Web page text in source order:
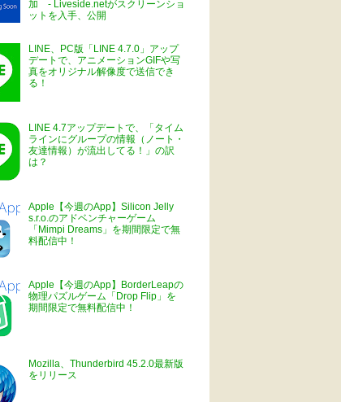
加 - Liveside.netがスクリーンショ
ットを入手、公開
LINE、PC版「LINE 4.7.0」アップ
デートで、アニメーションGIFや写
真をオリジナル解像度で送信でき
る！
LINE 4.7アップデートで、「タイム
ラインにグループの情報（ノート・
友達情報）が流出してる！」の訳
は？
Apple【今週のApp】Silicon Jelly
s.r.o.のアドベンチャーゲーム
「Mimpi Dreams」を期間限定で無
料配信中！
Apple【今週のApp】BorderLeapの
物理パズルゲーム「Drop Flip」を
期間限定で無料配信中！
Mozilla、Thunderbird 45.2.0最新版
をリリース